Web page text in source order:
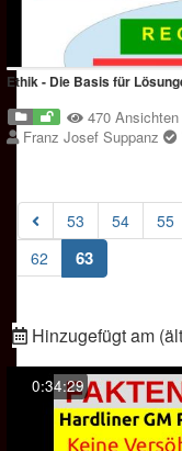
Ethik - Die Basis für
470 Ansichten
Franz Josef Suppanz
53 54 55
62
63(current)
Hinzugefügt am
0:34:29